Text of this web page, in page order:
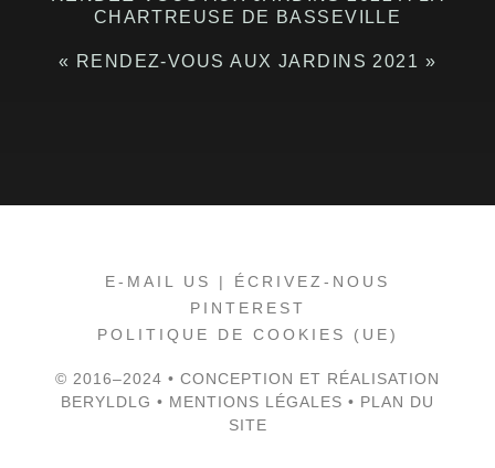
CHARTREUSE DE BASSEVILLE
« RENDEZ-VOUS AUX JARDINS 2021 »
E-MAIL US | ÉCRIVEZ-NOUS
PINTEREST
POLITIQUE DE COOKIES (UE)
© 2016–2024 • CONCEPTION ET RÉALISATION
BERYLDLG • MENTIONS LÉGALES • PLAN DU
SITE